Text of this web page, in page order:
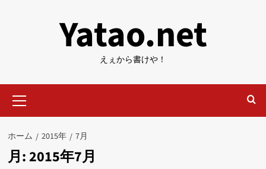
Yatao.net
えぇから書けや！
イ
ン
ニ
ュ
ホーム 2015年 7月
月:2015年7月